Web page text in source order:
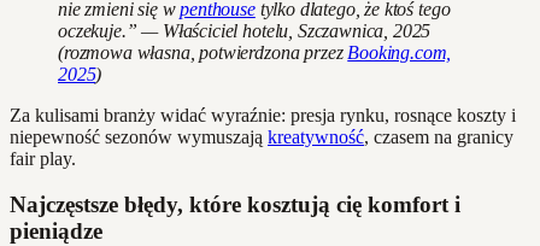
nie zmieni się wpenthousetylko dlatego, że ktoś tego
oczekuje.” — Właściciel hotelu, Szczawnica, 2025
(rozmowa własna, potwierdzona przez Booking.com,
2025)
Za kulisami branży widać wyraźnie: presja rynku, rosnące koszty i
niepewność sezonów wymuszają kreatywność, czasem na granicy
fair play.
Najczęstsze błędy, które kosztują cię komfort i
pieniądze